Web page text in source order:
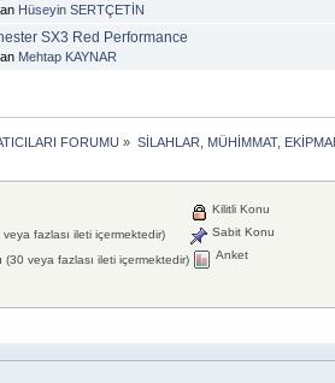
Hüseyin SERTÇETİN
SX3 Red Performance
Mehtap KAYNAR
FORUMU » SİLAHLAR, MÜHİMMAT,
fazlası ileti içermektedir)
veya fazlası ileti içermektedir)
Kilitli Konu
Sabit Konu
Anket